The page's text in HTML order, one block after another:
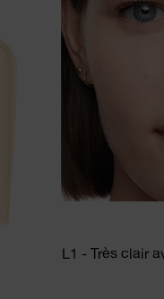
L1 - Très clair